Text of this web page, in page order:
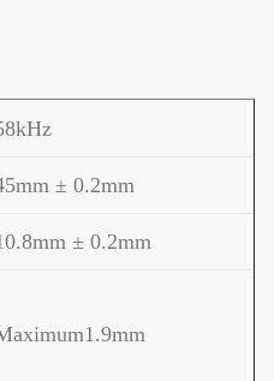
± 0.2mm
± 0.2mm